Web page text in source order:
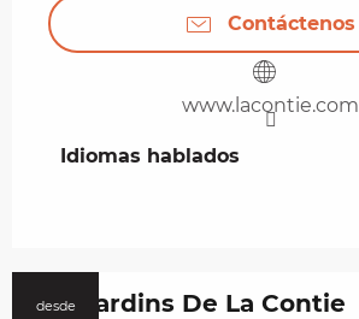
Contáctenos
www.lacontie.com
Idiomas hablados
Idiomas hablados
desde
Les Jardins De La Contie